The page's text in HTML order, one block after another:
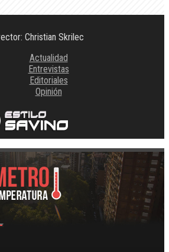
Christian Skrilec
Actualidad
Entrevistas
Editoriales
Opinión